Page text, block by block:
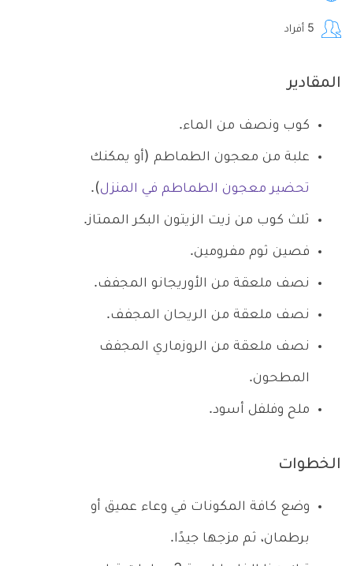
أفراد
المقادير
كوب ونصف من الماء.
علبة من معجون الطماطم (أو يمكنك
تحضير معجون الطماطم في المنزل).
ثلث كوب من زيت الزيتون البكر الممتاز.
فصين ثوم مفرومين.
نصف ملعقة من الأوريجانو المجفف.
نصف ملعقة من الريحان المجفف.
نصف ملعقة من الروزماري المجفف
المطحون.
ملح وفلفل أسود.
الخطوات
وضع كافة المكونات في وعاء عميق أو
برطمان، ثم مزجها جيدًا.